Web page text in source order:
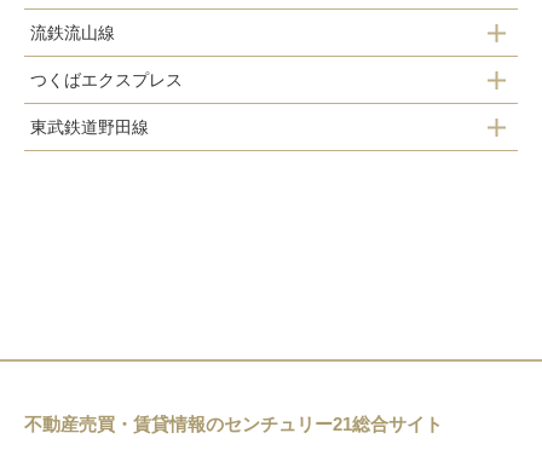
南流山駅
流鉄流山線
鰭ヶ崎駅
平和台駅
つくばエクスプレス
南流山駅
東武鉄道野田線
不動産売買・賃貸情報のセンチュリー21総合サイト